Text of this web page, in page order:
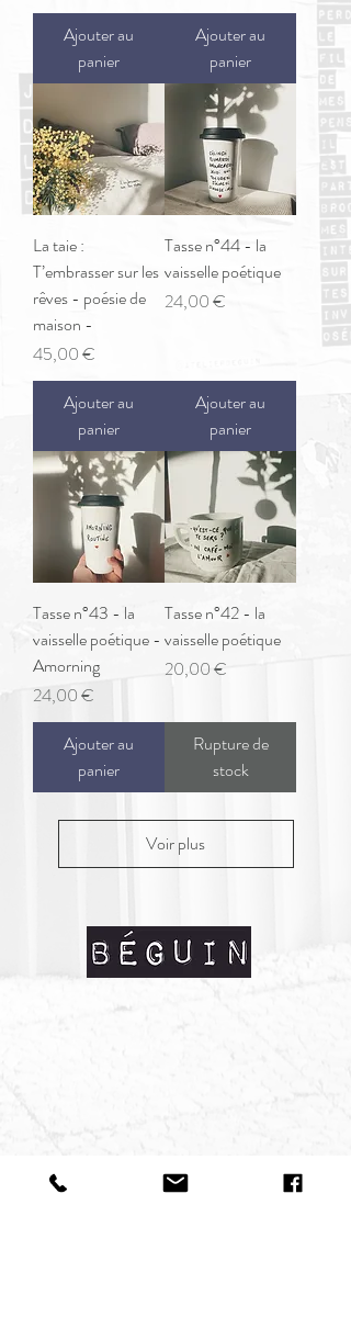
Ajouter au
panier
Ajouter au
panier
La taie :
T’embrasser sur les
rêves - poésie de
maison -
Prix
45,00 €
Ajouter au
panier
Tasse n°44 - la
vaisselle poétique
Prix
24,00 €
Ajouter au
panier
Tasse n°43 - la
vaisselle poétique -
Amorning
Prix
24,00 €
Ajouter au
panier
Tasse n°42 - la
vaisselle poétique
Prix
20,00 €
Rupture de
stock
Voir plus